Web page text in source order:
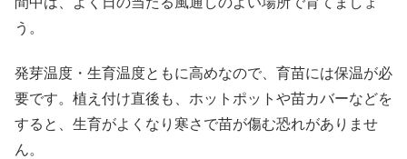
う。
発芽温度・生育温度ともに高めなので、育苗には保温が必
要です。植え付け直後も、ホットポットや苗カバーなどを
すると、生育がよくなり寒さで苗が傷む恐れがありませ
ん。